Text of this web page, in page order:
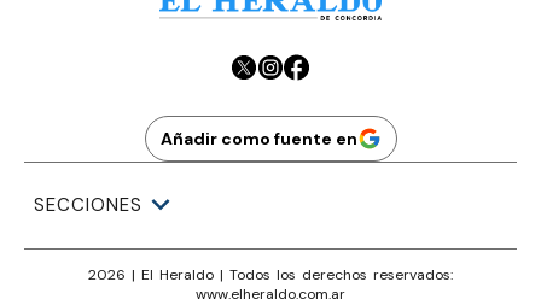
Añadir como fuente en
SECCIONES
2026 | El Heraldo | Todos los derechos reservados:
www.elheraldo.com.ar